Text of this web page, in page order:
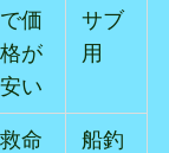
で価
格が
安い
サブ
用
救命
船釣